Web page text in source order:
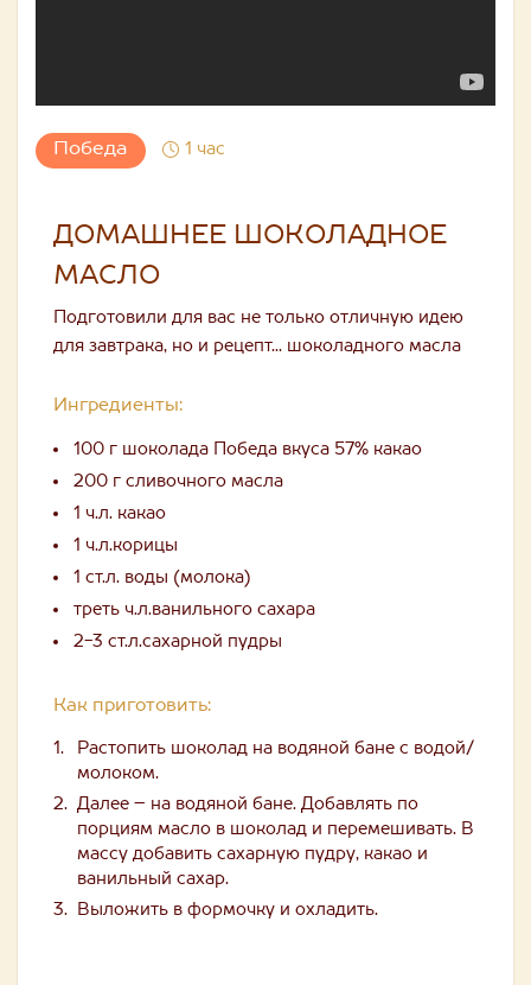
Победа 1 час
ДОМАШНЕЕ ШОКОЛАДНОЕ
МАСЛО
Подготовили для вас не только отличную идею
для завтрака, но и рецепт... шоколадного масла
Ингредиенты:
100 г шоколада Победа вкуса 57% какао
200 г сливочного масла
1 ч.л. какао
1 ч.л.корицы
1 ст.л. воды (молока)
треть ч.л.ванильного сахара
2-3 ст.л.сахарной пудры
Как приготовить:
Растопить шоколад на водяной бане с водой/
молоком.
Далее – на водяной бане. Добавлять по
порциям масло в шоколад и перемешивать. В
массу добавить сахарную пудру, какао и
ванильный сахар.
Выложить в формочку и охладить.